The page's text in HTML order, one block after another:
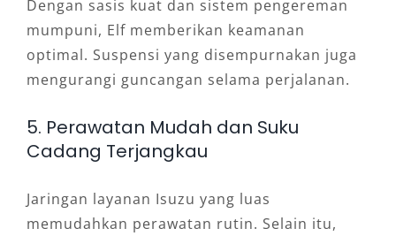
Dengan sasis kuat dan sistem pengereman
mumpuni, Elf memberikan keamanan
optimal. Suspensi yang disempurnakan juga
mengurangi guncangan selama perjalanan.
5. Perawatan Mudah dan Suku
Cadang Terjangkau
Jaringan layanan Isuzu yang luas
memudahkan perawatan rutin. Selain itu,